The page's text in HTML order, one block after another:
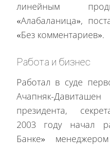
линейным
«Алабаланица»,
«Без комментариев».
Работа и бизнес
Работал в суде
Ачапняк-
президента,
2003 году начал
Банке»